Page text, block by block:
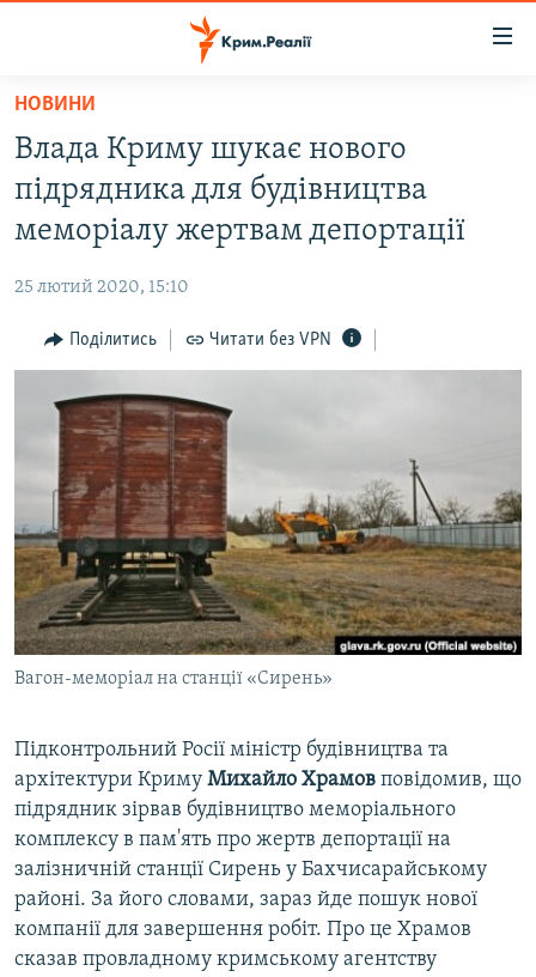
Перейти
основного
матеріалу
Перейти
до
основної
Перейти
до
пошуку
ВОДА.КРИМ
ВІДЕО ТА ФОТО
БЛОГИ
ПОГЛЯД
ВСЕ ЗА ДЕНЬ
СПЕЦПРОЕКТИ
ДЕПОРТАЦІЯ
ВІДЕОУРОКИ «ELIFBE»
СВІДЧЕННЯ ОКУПАЦІЇ
УКРАЇНСЬКА ПРОБЛЕМА КРИМУ
ІНФОГРАФІКА
ЯК ОБІЙТИ БЛОКУВАННЯ
Русский
Qırımtatar
ДОЛУЧАЙСЯ!
Усі сайти RFE/RL
НОВИНИ
Влада Криму шукає нового
підрядника для будівництва
меморіалу жертвам депортації
25 лютий 2020, 15:10
Поділитись Читати без VPN
Вагон-меморіал на станції «Сирень»
Підконтрольний Росії міністр будівництва та
архітектури Криму Михайло Храмов повідомив, що
підрядник зірвав будівництво меморіального
комплексу в пам'ять про жертв депортації на
залізничній станції Сирень у Бахчисарайському
районі. За його словами, зараз йде пошук нової
компанії для завершення робіт. Про це Храмов
сказав провладному кримському агентству